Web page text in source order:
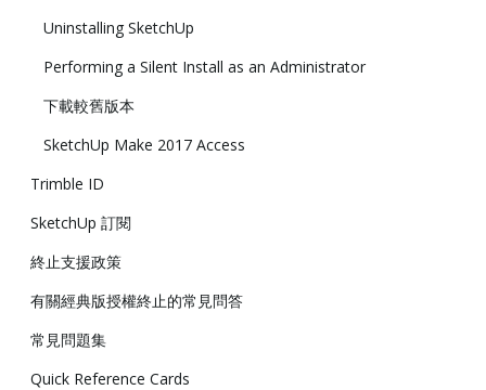
Uninstalling SketchUp
Performing a Silent Install as an Administrator
下載較舊版本
SketchUp Make 2017 Access
Trimble ID
SketchUp 訂閱
終止支援政策
有關經典版授權終止的常見問答
常見問題集
Quick Reference Cards